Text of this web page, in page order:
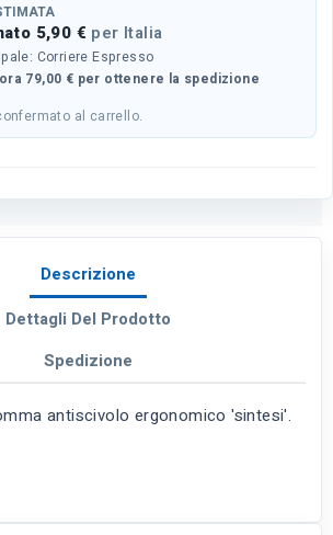
5,90 € per Italia
Corriere Espresso
79,00 € per ottenere la spedizione
al carrello.
Descrizione
Dettagli Del Prodotto
Spedizione
antiscivolo ergonomico 'sintesi'.